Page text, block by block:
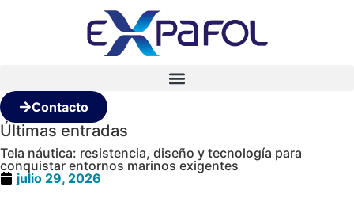
Contacto
Últimas entradas
Tela náutica: resistencia, diseño y tecnología para
conquistar entornos marinos exigentes
julio 29, 2026